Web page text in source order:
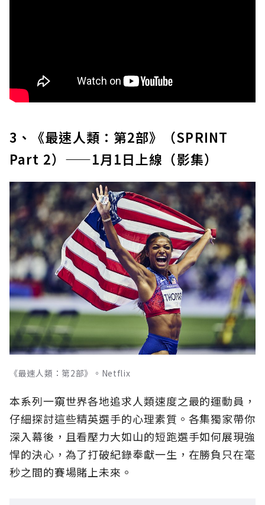
3、《最速人類：第2部》（SPRINT
Part 2）——1月1日上線（影集）
《最速人類：第2部》。Netflix
本系列一窺世界各地追求人類速度之最的運動員，
仔細探討這些精英選手的心理素質。各集獨家帶你
深入幕後，且看壓力大如山的短跑選手如何展現強
悍的決心，為了打破紀錄奉獻一生，在勝負只在毫
秒之間的賽場賭上未來。